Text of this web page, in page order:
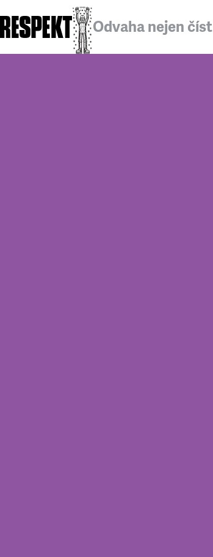
Odvaha nejen číst